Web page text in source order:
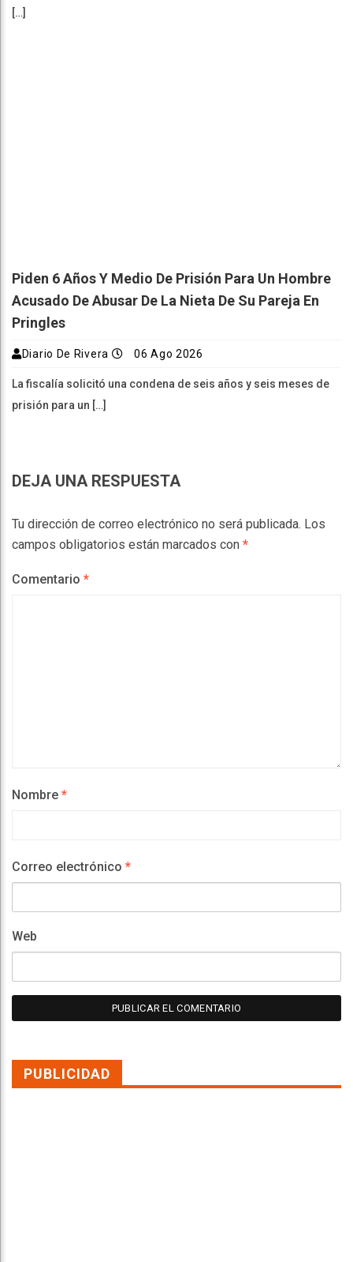
[…]
Piden 6 Años Y Medio De Prisión Para Un Hombre
Acusado De Abusar De La Nieta De Su Pareja En
Pringles
Diario De Rivera 06 Ago 2026
La fiscalía solicitó una condena de seis años y seis meses de
prisión para un […]
DEJA UNA RESPUESTA
Tu dirección de correo electrónico no será publicada. Los
campos obligatorios están marcados con *
Comentario *
Nombre *
Correo electrónico *
Web
PUBLICIDAD